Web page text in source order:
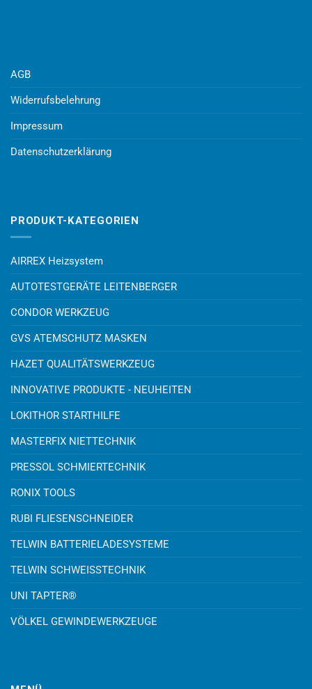
AGB
Widerrufsbelehrung
Impressum
Datenschutzerklärung
PRODUKT-KATEGORIEN
AIRREX Heizsystem
AUTOTESTGERÄTE LEITENBERGER
CONDOR WERKZEUG
GVS ATEMSCHUTZ MASKEN
HAZET QUALITÄTSWERKZEUG
INNOVATIVE PRODUKTE - NEUHEITEN
LOKITHOR STARTHILFE
MASTERFIX NIETTECHNIK
PRESSOL SCHMIERTECHNIK
RONIX TOOLS
RUBI FLIESENSCHNEIDER
TELWIN BATTERIELADESYSTEME
TELWIN SCHWEISSTECHNIK
UNI TAPTER®
VÖLKEL GEWINDEWERKZEUGE